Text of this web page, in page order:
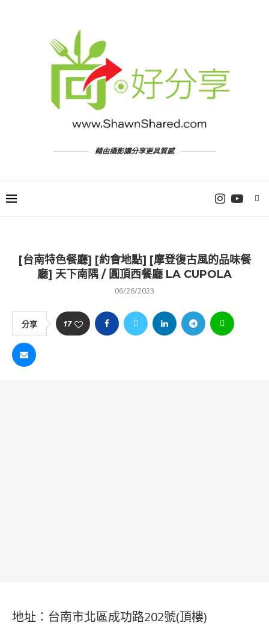
藉由攝影讓分享更具質感
[台南特色餐廳] [約會地點] [摩登復古風的品味餐
廳] 天下南隅 / 圓頂西餐廳 LA CUPOLA
06/26/2023
分享 17
地址：台南市北區成功路202號(頂樓)